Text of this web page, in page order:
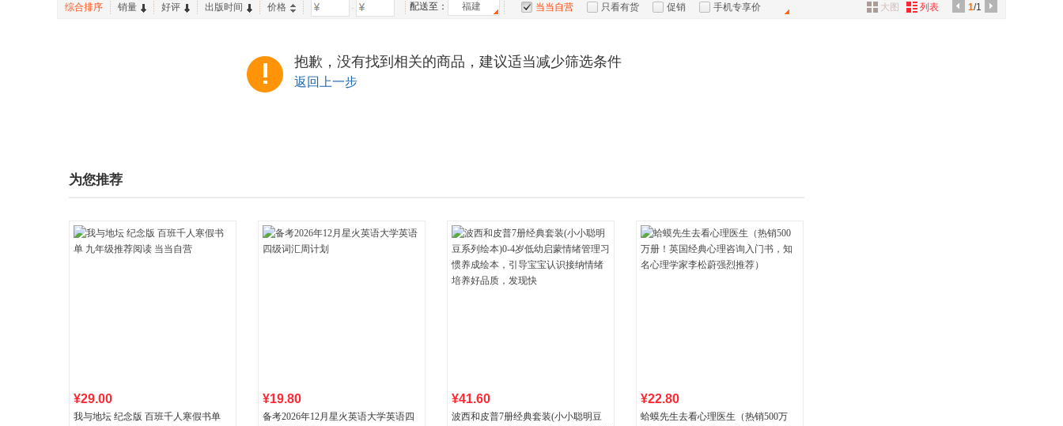
孕婴服饰
数码影音
电脑办公
大家电
综合排序 销量 好评 出版时间 价格 - 配送至： 福建 当当自营 只看有货 促销 手机专享价 1/1
大图 列表
抱歉，没有找到相关的商品，建议适当减少筛选条件
返回上一步
为您推荐
¥29.00
我与地坛 纪念版 百班千人寒假书单
¥19.80
备考2026年12月星火英语大学英语四
¥41.60
波西和皮普7册经典套装(小小聪明豆
¥22.80
蛤蟆先生去看心理医生（热销500万